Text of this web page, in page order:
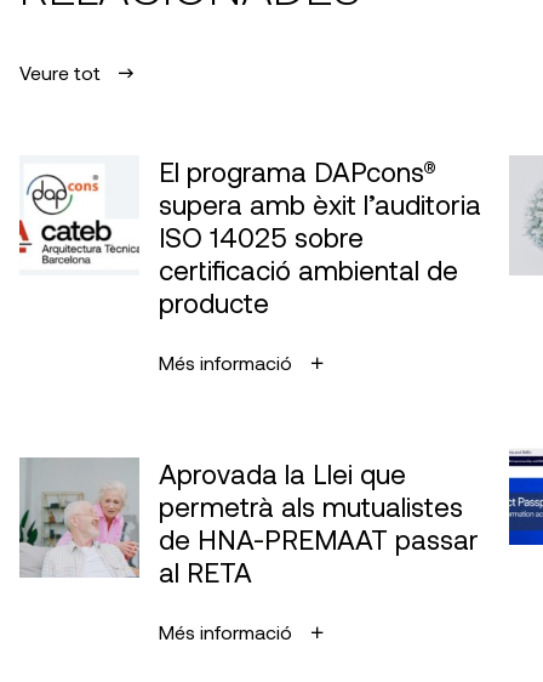
Veure tot
El programa DAPcons®
supera amb èxit l’auditoria
ISO 14025 sobre
certificació ambiental de
producte
Més informació
Aprovada la Llei que
permetrà als mutualistes
de HNA-PREMAAT passar
al RETA
Més informació